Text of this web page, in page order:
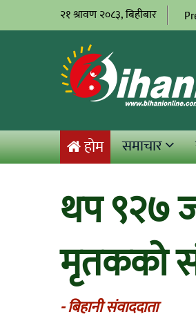
२१ श्रावण २०८३, बिहीबार
होम समाचार
थप ९२७
मृतकको
- बिहानी संवाददाता